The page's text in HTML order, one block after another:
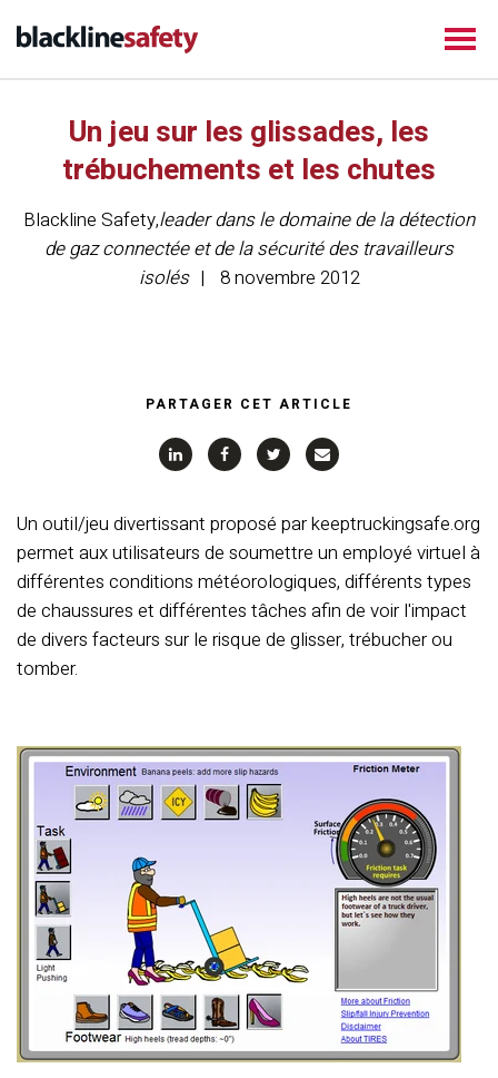
Un jeu sur les glissades, les
trébuchements et les chutes
Blackline Safety,leader dans le domaine de la détection
de gaz connectée et de la sécurité des travailleurs
isolés
8 novembre 2012
PARTAGER CET ARTICLE
Un outil/jeu divertissant proposé par keeptruckingsafe.org
permet aux utilisateurs de soumettre un employé virtuel à
différentes conditions météorologiques, différents types
de chaussures et différentes tâches afin de voir l'impact
de divers facteurs sur le risque de glisser, trébucher ou
tomber.